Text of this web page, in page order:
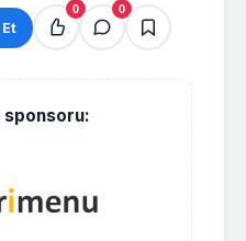
0 0
sponsoru: